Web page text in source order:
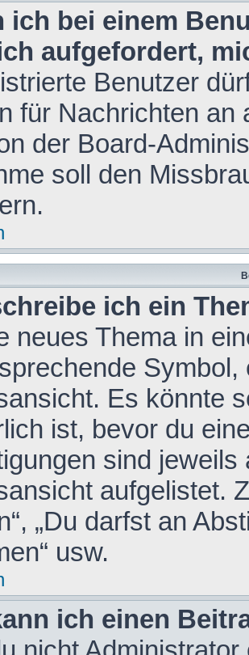
ich bei einem
aufgefordert,
Benutzer
für Nachrichten
der Board-
soll den
ich ein
neues Thema in
Es könnte
ist, bevor du
sind
aufgelistet.
„Du darfst an
usw.
ich einen